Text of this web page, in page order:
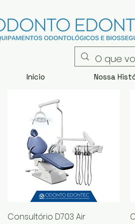
Início Nossa
Visualização rápida
Consultório D703 Air